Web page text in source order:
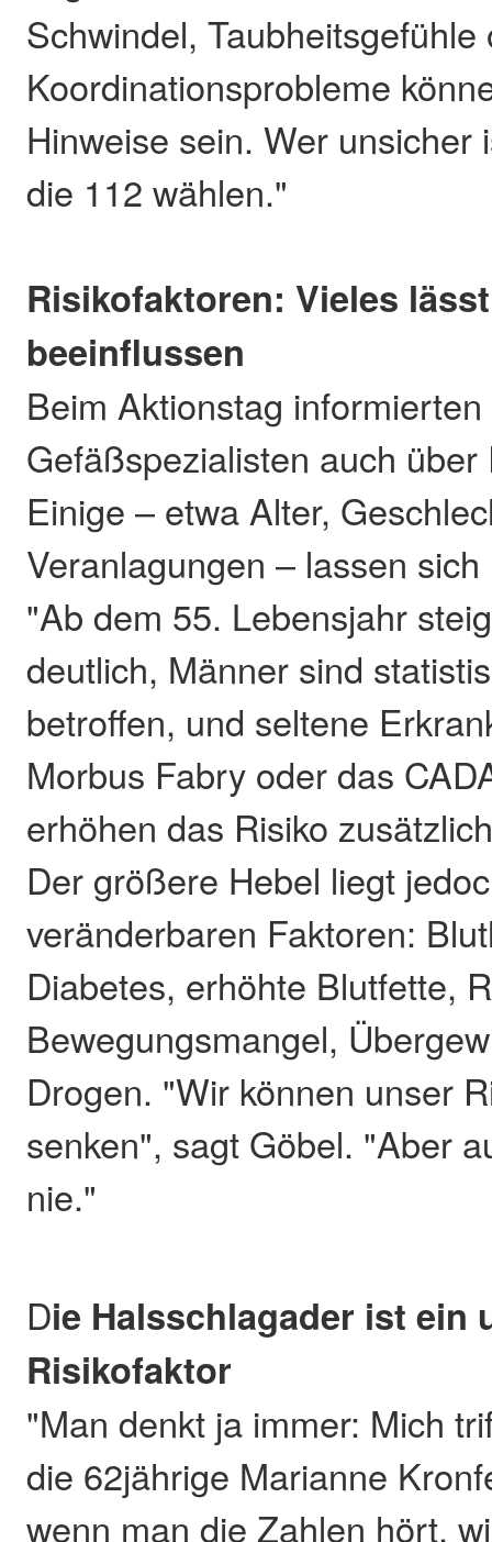
Schwindel, Taubheitsgefühle
Koordinationsprobleme
Hinweise sein. Wer unsicher
die 112 wählen."
Risikofaktoren: Vieles
beeinflussen
Beim Aktionstag
Gefäßspezialisten auch über
Einige – etwa Alter,
Veranlagungen – lassen
"Ab dem 55. Lebensjahr
deutlich, Männer sind
betroffen, und seltene
Morbus Fabry oder das
erhöhen das Risiko
Der größere Hebel liegt
veränderbaren Faktoren:
Diabetes, erhöhte Blutfette,
Bewegungsmangel,
Drogen. "Wir können unser
senken", sagt Göbel. "Aber
nie."
Die Halsschlagader ist ein
Risikofaktor
"Man denkt ja immer: Mich
die 62jährige Marianne
wenn man die Zahlen hört,